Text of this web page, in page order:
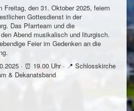
Freitag, den 31. Oktober 2025, feiern
Gottesdienst in der
Das Pfarrteam und die
Abend musikalisch und liturgisch.
Feier im Gedenken an die
· ⏰ 19.00 Uhr · 📍 Schlosskirche
& Dekanatsband